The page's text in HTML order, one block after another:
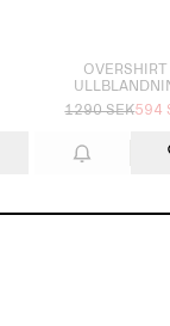
1290 SEK594